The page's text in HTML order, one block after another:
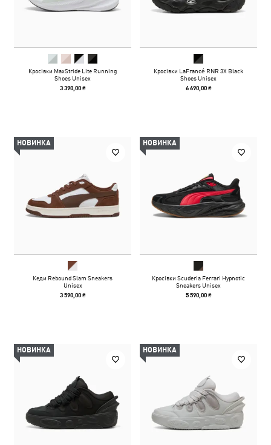
Кросівки MaxStride Lite Running
Shoes Unisex
3 390,00 ₴
Кросівки LaFrancé RNR 3X Black
Shoes Unisex
6 690,00 ₴
НОВИНКА
Кеди Rebound Slam Sneakers
Unisex
3 590,00 ₴
НОВИНКА
Кросівки Scuderia Ferrari Hypnotic
Sneakers Unisex
5 590,00 ₴
НОВИНКА НОВИНКА